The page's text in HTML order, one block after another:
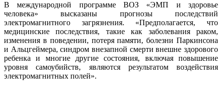
В международной программе ВОЗ «ЭМП и здоровье
человека» высказаны прогнозы последствий
электромагнитного загрязнения. «Предполагается, что
медицинские последствия, такие как заболевания раком,
изменения в поведении, потеря памяти, болезни Паркинсона
и Альцгеймера, синдром внезапной смерти внешне здорового
ребенка и многие другие состояния, включая повышение
уровня самоубийств, являются результатом воздействия
электромагнитных полей».